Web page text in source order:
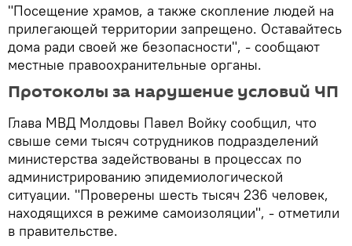
"Посещение храмов, а также скопление людей на
прилегающей территории запрещено. Оставайтесь
дома ради своей же безопасности", - сообщают
местные правоохранительные органы.
Протоколы за нарушение условий ЧП
Глава МВД Молдовы Павел Войку сообщил, что
свыше семи тысяч сотрудников подразделений
министерства задействованы в процессах по
администрированию эпидемиологической
ситуации. "Проверены шесть тысяч 236 человек,
находящихся в режиме самоизоляции", - отметили
в правительстве.